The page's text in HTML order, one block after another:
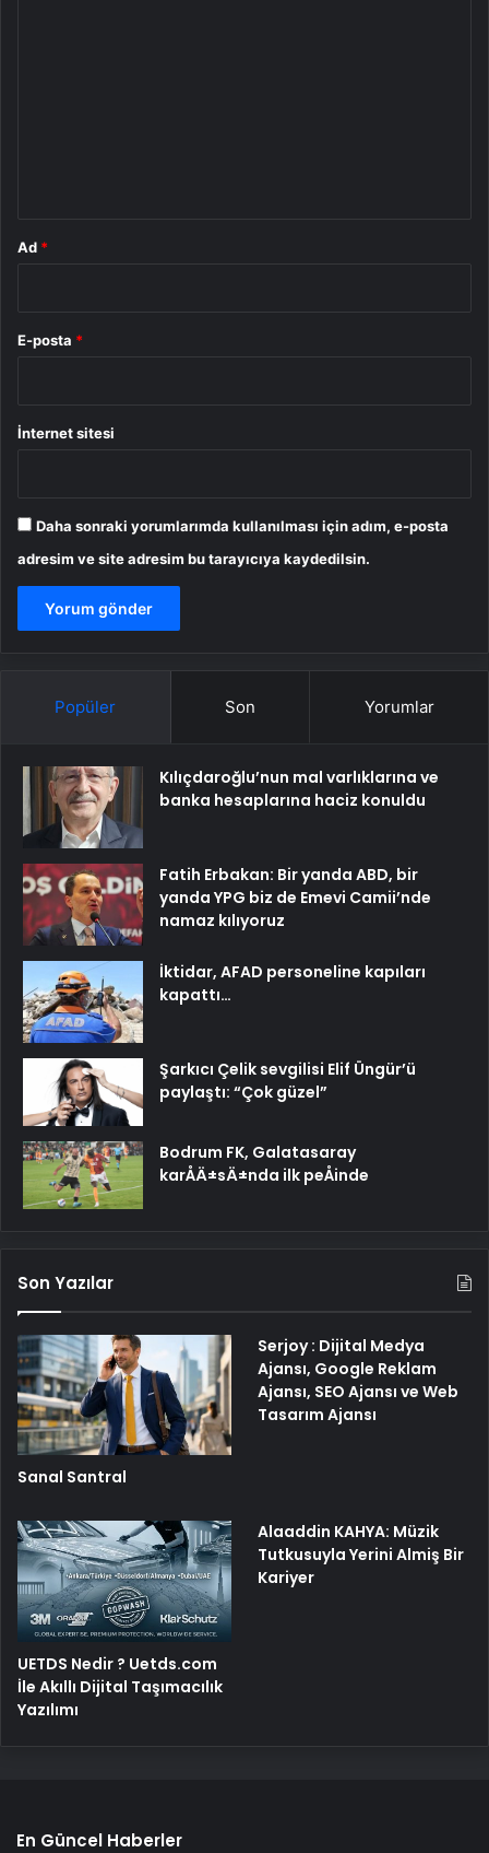
Ad *
E-posta *
İnternet sitesi
Daha sonraki yorumlarımda kullanılması için adım, e-posta
adresim ve site adresim bu tarayıcıya kaydedilsin.
Popüler Son Yorumlar
Kılıçdaroğlu’nun mal varlıklarına ve
banka hesaplarına haciz konuldu
Fatih Erbakan: Bir yanda ABD, bir
yanda YPG biz de Emevi Camii’nde
namaz kılıyoruz
İktidar, AFAD personeline kapıları
kapattı…
Şarkıcı Çelik sevgilisi Elif Üngür’ü
paylaştı: “Çok güzel”
Bodrum FK, Galatasaray
karÅÄ±sÄ±nda ilk peÅinde
Son Yazılar
Sanal Santral
Serjoy : Dijital Medya
Ajansı, Google Reklam
Ajansı, SEO Ajansı ve Web
Tasarım Ajansı
UETDS Nedir ? Uetds.com
İle Akıllı Dijital Taşımacılık
Yazılımı
Alaaddin KAHYA: Müzik
Tutkusuyla Yerini Almiş Bir
Kariyer
En Güncel Haberler